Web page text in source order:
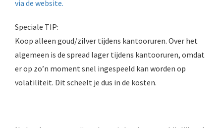
via de website.
Speciale TIP:
Koop alleen goud/zilver tijdens kantooruren. Over het
algemeen is de spread lager tijdens kantooruren, omdat
er op zo’n moment snel ingespeeld kan worden op
volatiliteit. Dit scheelt je dus in de kosten.